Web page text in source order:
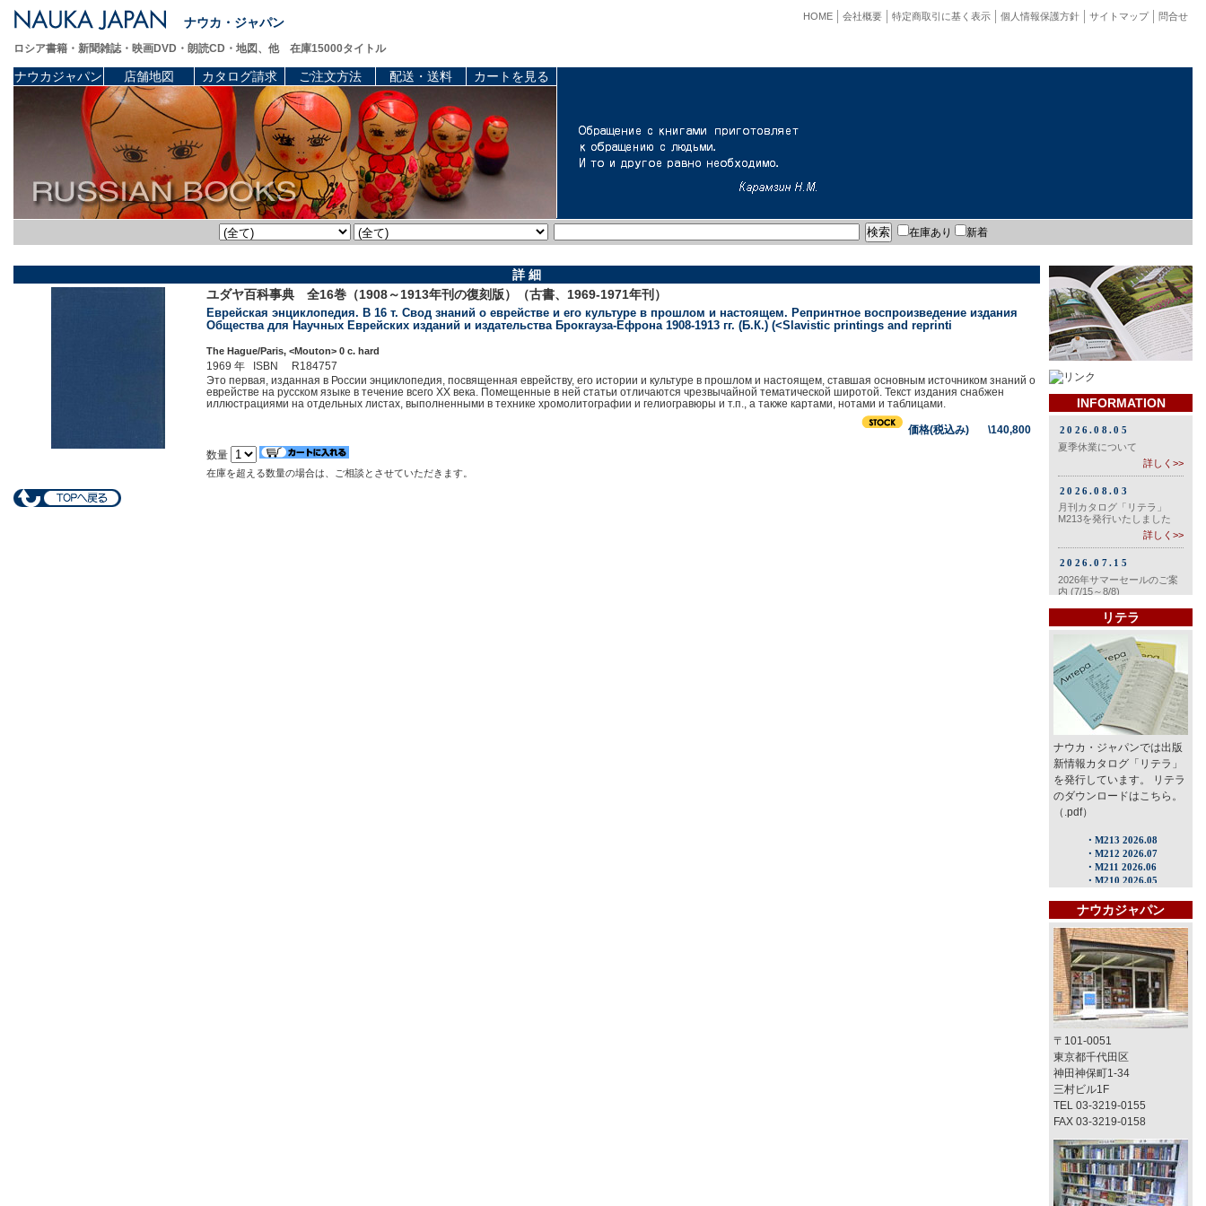
ナウカ・ジャパン 問合せ
サイトマップ
個人情報保護方針
特定商取引に基く表示
会社概要
HOME
ロシア書籍・新聞雑誌・映画DVD・朗読CD・地図、他 在庫15000タイトル
ナウカジャパン 店舗地図 カタログ請求 ご注文方法 配送・送料 カートを見る
在庫あり 新着
詳 細
ユダヤ百科事典 全16巻（1908～1913年刊の復刻版）（古書、1969-1971年刊）
Еврейская энциклопедия. В 16 т. Свод знаний о еврействе и его культуре в прошлом и настоящем. Репринтное воспроизведение издания
Общества для Научных Еврейских изданий и издательства Брокгауза-Ефрона 1908-1913 гг. (Б.К.) (<Slavistic printings and reprinti
The Hague/Paris, <Mouton> 0 c. hard
1969 年 ISBN R184757
Это первая, изданная в России энциклопедия, посвященная еврейству, его истории и культуре в прошлом и настоящем, ставшая основным источником знаний о
еврействе на русском языке в течение всего XX века. Помещенные в ней статьи отличаются чрезвычайной тематической широтой. Текст издания снабжен
иллюстрациями на отдельных листах, выполненными в технике хромолитографии и гелиогравюры и т.п., а также картами, нотами и таблицами.
価格(税込み) \140,800
数量
在庫を超える数量の場合は、ご相談とさせていただきます。
INFORMATION
リテラ
ナウカ・ジャパンでは出版
新情報カタログ「リテラ」
を発行しています。 リテラ
のダウンロードはこちら。
（.pdf）
ナウカジャパン
〒101-0051
東京都千代田区
神田神保町1-34
三村ビル1F
TEL 03-3219-0155
FAX 03-3219-0158